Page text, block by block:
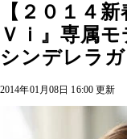
【２０１４
Ｖｉ』専属
シンデレラ
2014年01月08日 16:00 更新